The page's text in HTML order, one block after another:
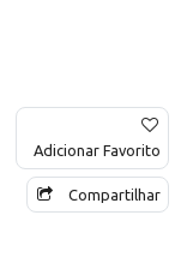
Adicionar Favorito
Compartilhar